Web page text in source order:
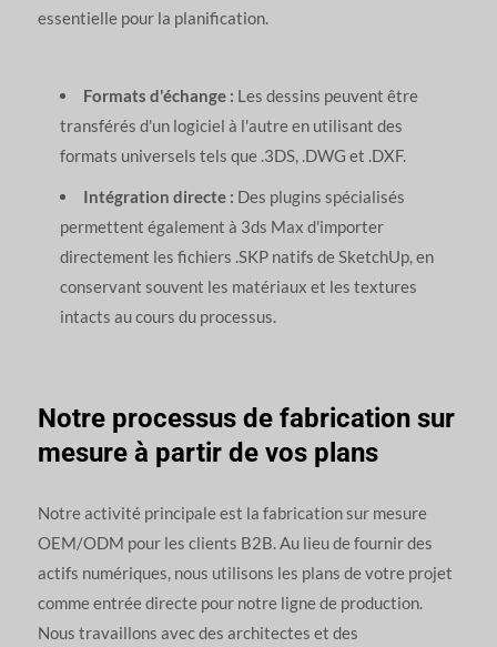
essentielle pour la planification.
Formats d'échange : Les dessins peuvent être
transférés d'un logiciel à l'autre en utilisant des
formats universels tels que .3DS, .DWG et .DXF.
Intégration directe : Des plugins spécialisés
permettent également à 3ds Max d'importer
directement les fichiers .SKP natifs de SketchUp, en
conservant souvent les matériaux et les textures
intacts au cours du processus.
Notre processus de fabrication sur
mesure à partir de vos plans
Notre activité principale est la fabrication sur mesure
OEM/ODM pour les clients B2B. Au lieu de fournir des
actifs numériques, nous utilisons les plans de votre projet
comme entrée directe pour notre ligne de production.
Nous travaillons avec des architectes et des